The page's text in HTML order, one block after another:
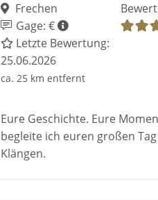
Frechen
Gage: €
Letzte Bewertung:
25.06.2026
ca. 25 km entfernt
Eure Geschichte. Eure
begleite ich euren großen
Klängen.